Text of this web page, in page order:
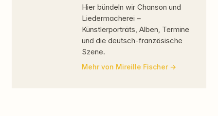
Hier bündeln wir Chanson und
Liedermacherei –
Künstlerporträts, Alben, Termine
und die deutsch-französische
Szene.
Mehr von Mireille Fischer